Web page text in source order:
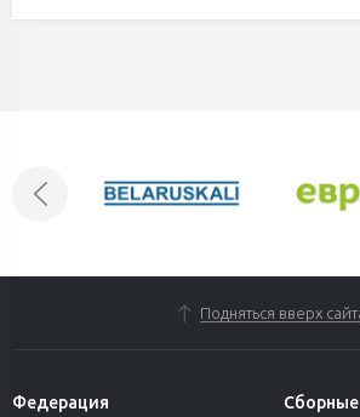
Подняться вверх
Федерация Сборные